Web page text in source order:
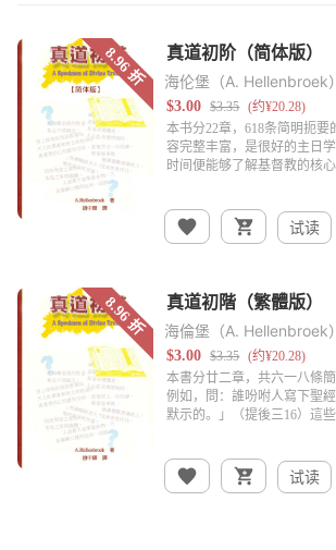
海伦堡（A. Hellenbroek）
试读
海倫堡（A. Hellenbroek）
试读